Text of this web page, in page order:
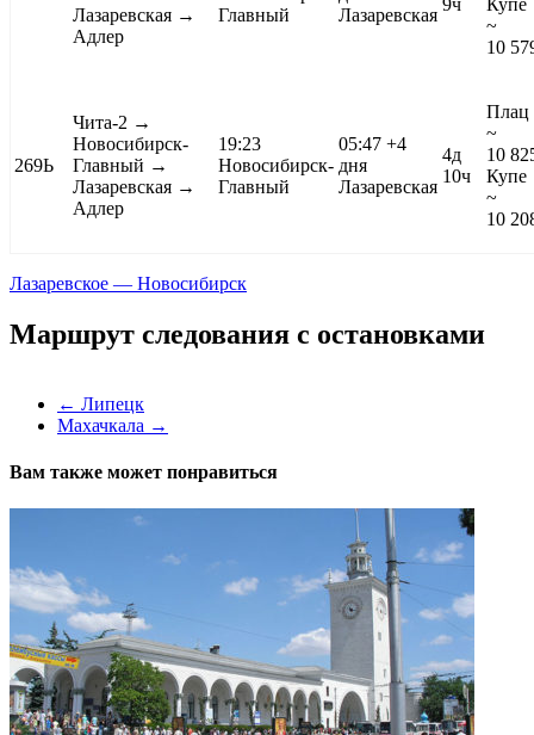
Лазаревская →
Адлер
Главный
Лазаревская
~
10
269Ь
Чита-2 →
Новосибирск-
Главный →
Лазаревская →
Адлер
19:23
Новосибирск-
Главный
05:47 +4
дня
Лазаревская
4д
10ч
Плац
~
10
Купе
~
10
Лазаревское — Новосибирск
Маршрут следования с остановками
← Липецк
Махачкала →
Вам также может понравиться